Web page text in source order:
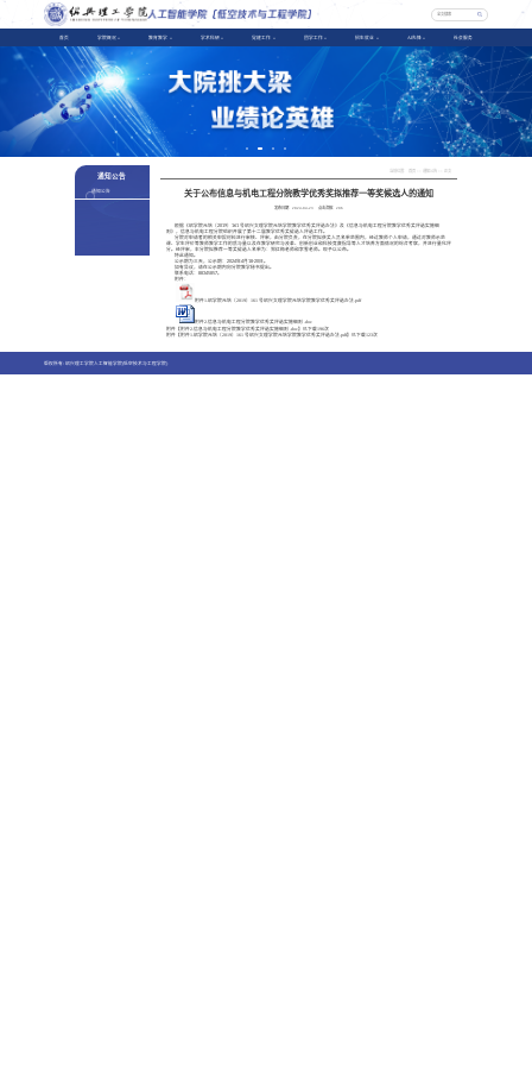
首页 学院概况 教育教学 学术科研 党建工作 团学工作 招生就业 AI先锋 社会服务
通知公告
通知公告
首页
关于公布信息与机电工程分院教学优秀奖拟推荐一等奖候选人的通知
发布日期：2024-04-23点击次数：206
根据《绍学院元培〔2019 〕161号绍兴文理学院元培学院教学优秀奖评选办法》及《信息与机电工程分院教学优秀奖评选实施细
则》，信息与机电工程分院组织开展了第十二届教学优秀奖候选人评选工作。
分院对申请者的相关申报材料进行审核、评审，由分院负责，在分院拟获奖人员名单范围内，经过教师个人申请，通过对教师示范
课、学生评价等教师教学工作的质与量以及在教学研究与改革、创新创业和科技竞赛指导等人才培养方面情况的综合考察，并进行量化评
分。经评审，本分院拟推荐一等奖候选人名单为：郑红梅老师和李雪老师。现予以公布。
特此通知。
公示期为三天，公示期：2024 年4 月18-20
日。
如有异议，请在公示期内向分院教学秘书提出。
联系电话：
88345857。
附件：
附件1.绍学院元培〔2019〕161 号绍兴文理学院元培学院教学优秀奖评选办法.pdf
附件2.信息与机电工程分院教学优秀奖评选实施细则 .doc
附件【 附件2.信息与机电工程分院教学优秀奖评选实施细则 .doc】已下载 196次
附件【 附件1.绍学院元培〔2019〕161 号绍兴文理学院元培学院教学优秀奖评选办法.pdf】已下载 123次
版权所有: 绍兴理工学院人工智能学院(低空技术与工程学院)